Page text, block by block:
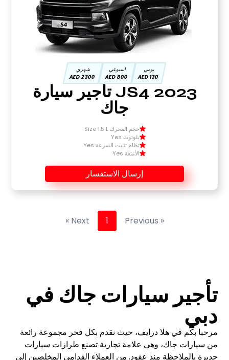
يومي
130 AED
اسبوعي
800 AED
شهري
2300 AED
2023 JS4 تأجير سيارة
جاك
حجم المحرك Size 1.5 L
بلوتوث Yes
نظام تثبيت السرعة Yes
الأمتعة Yes
إرسال الاستفسار
« Previous
1
Next »
تأجير سيارات جاك في
دبي
مرحبا بكم في هلا درايف، حيث نقدم بكل فخر مجموعة رائعة
من سيارات جاك، وهي علامة تجارية تصنع طرازات سيارات
جديرة بالملاحظة منذ عقود. من العملاء القدامى المخلصين إلى